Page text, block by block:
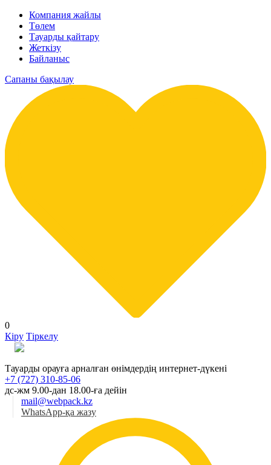
Компания жайлы
Төлем
Тауарды қайтару
Жеткізу
Байланыс
Сапаны бақылау
0
Кіру Тіркелу
Тауарды орауға арналған өнімдердің интернет-дүкені
+7 (727) 310-85-06
дс-жм 9.00-дан 18.00-ға дейін
mail@webpack.kz
WhatsApp-қа жазу